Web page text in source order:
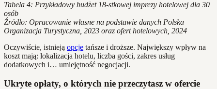
Tabela 4: Przykładowy budżet 18-stkowej imprezy hotelowej dla 30
osób
Źródło: Opracowanie własne na podstawie danych Polska
Organizacja Turystyczna, 2023 oraz ofert hotelowych, 2024
Oczywiście, istnieją opcje tańsze i droższe. Największy wpływ na
koszt mają: lokalizacja hotelu, liczba gości, zakres usług
dodatkowych i… umiejętność negocjacji.
Ukryte opłaty, o których nie przeczytasz w ofercie